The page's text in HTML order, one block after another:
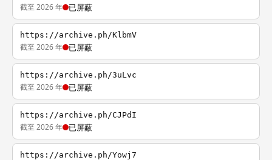
截至 2026 年 已屏蔽
https://archive.ph/KlbmV
截至 2026 年 已屏蔽
https://archive.ph/3uLvc
截至 2026 年 已屏蔽
https://archive.ph/CJPdI
截至 2026 年 已屏蔽
https://archive.ph/Yowj7